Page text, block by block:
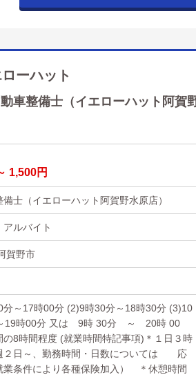
ーハット
車整備士（イエローハット阿賀
1,500円
備士（イエローハット阿賀野水原店）
アルバイト
賀野市
分～17時00分 (2)9時30分～18時30分 (3)10
19時00分 又は 9時 30分 ～ 20時 00
8時間程度 (就業時間特記事項)＊１日３時
２日～、勤務時間・日数については 応
業条件により各種保険加入） ＊休憩時間